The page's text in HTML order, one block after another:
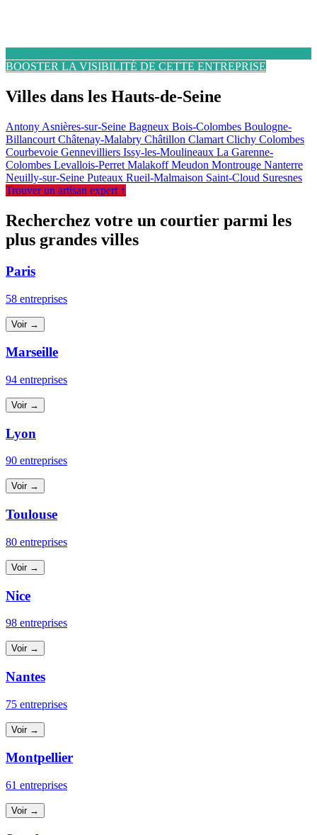
BOOSTER LA VISIBILITÉ DE CETTE ENTREPRISE
Villes dans les Hauts-de-Seine
Antony Asnières-sur-Seine Bagneux Bois-Colombes Boulogne-
Billancourt Châtenay-Malabry Châtillon Clamart Clichy Colombes
Courbevoie Gennevilliers Issy-les-Moulineaux La Garenne-
Colombes Levallois-Perret MalakoffMeudon Montrouge Nanterre
Neuilly-sur-Seine Puteaux Rueil-Malmaison Saint-Cloud Suresnes
Trouver un artisan expert ↑
Recherchez votre un courtier parmi les
plus grandes villes
Paris
58 entreprises
Voir →
Marseille
94 entreprises
Voir →
Lyon
90 entreprises
Voir →
Toulouse
80 entreprises
Voir →
Nice
98 entreprises
Voir →
Nantes
75 entreprises
Voir →
Montpellier
61 entreprises
Voir →